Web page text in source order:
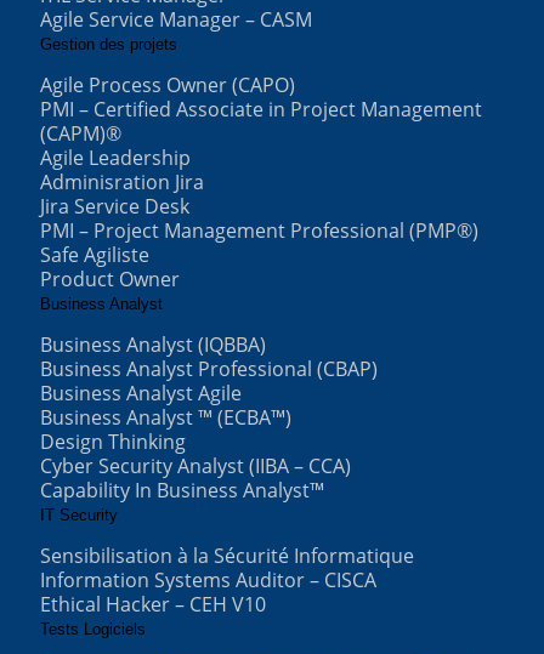
Agile Service Manager – CASM
Gestion des projets
Agile Process Owner (CAPO)
PMI – Certified Associate in Project Management
(CAPM)®
Agile Leadership
Adminisration Jira
Jira Service Desk
PMI – Project Management Professional (PMP®)
Safe Agiliste
Product Owner
Business Analyst
Business Analyst (IQBBA)
Business Analyst Professional (CBAP)
Business Analyst Agile
Business Analyst ™ (ECBA™)
Design Thinking
Cyber Security Analyst (IIBA – CCA)
Capability In Business Analyst™
IT Security
Sensibilisation à la Sécurité Informatique
Information Systems Auditor – CISCA
Ethical Hacker – CEH V10
Tests Logiciels